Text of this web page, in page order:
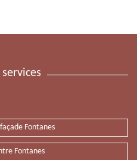
Fontanes
Fontanes